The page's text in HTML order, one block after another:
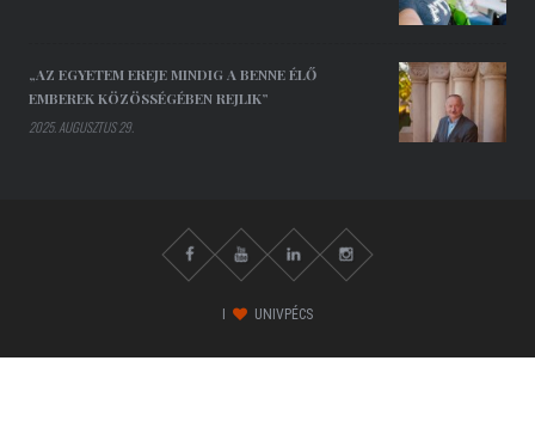
„AZ EGYETEM EREJE MINDIG A BENNE ÉLŐ
EMBEREK KÖZÖSSÉGÉBEN REJLIK”
2025. AUGUSZTUS 29.
UNIVPÉCS